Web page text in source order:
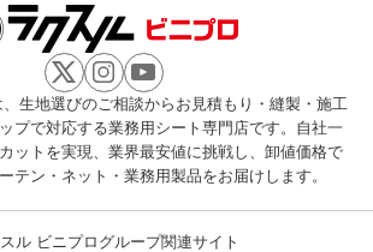
生地選びのご相談からお見積もり・縫製・施工
プで対応する業務用シート専門店です。自社一
ットを実現、業界最安値に挑戦し、卸値価格で
テン・ネット・業務用製品をお届けします。
ル ビニプログループ関連サイト